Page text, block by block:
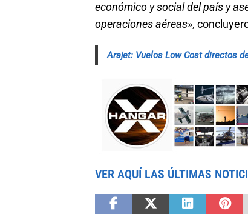
económico y social del país y
operaciones aéreas»,
Arajet: Vuelos Low Cost directos
VER AQUÍ LAS ÚLTIMAS